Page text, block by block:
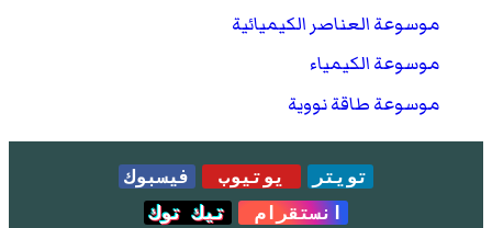
موسوعة العناصر الكيميائية
موسوعة الكيمياء
موسوعة طاقة نووية
تويتر يوتيوب
فيسبوك
انستقرام
تيك توك